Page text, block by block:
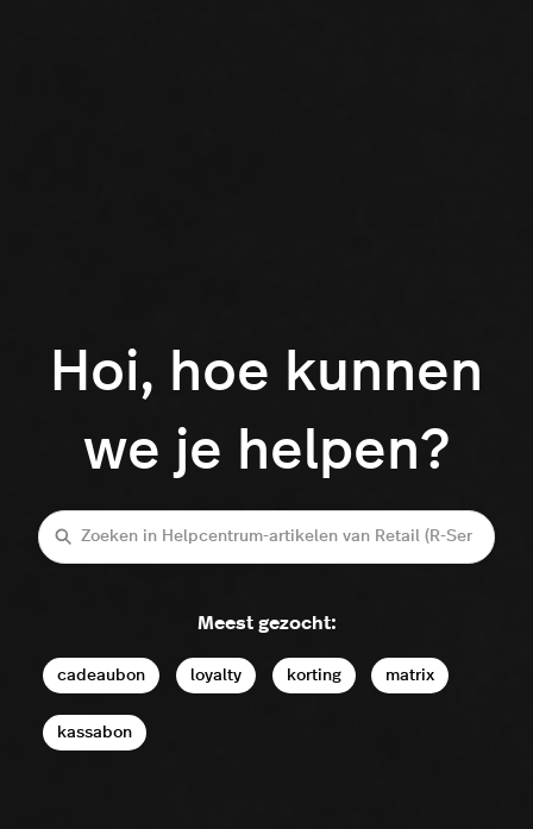
Hoi, hoe kunnen
we je helpen?
Zoeken
Meest gezocht:
cadeaubon loyalty korting matrix
kassabon